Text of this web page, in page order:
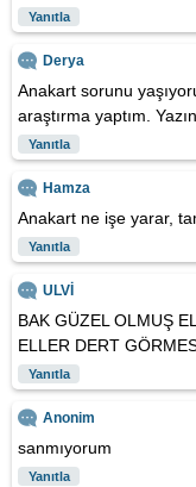
Yanıtla
Derya
Anakart sorunu
araştırma yaptım.
Yanıtla
Hamza
Anakart ne işe yarar,
Yanıtla
ULVİ
BAK GÜZEL OLMUŞ
ELLER DERT
Yanıtla
Anonim
sanmıyorum
Yanıtla